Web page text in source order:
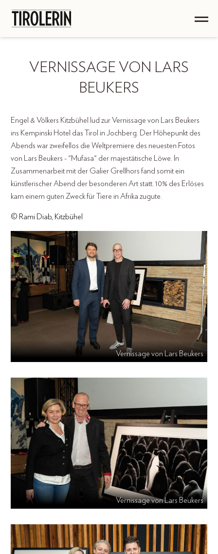
VERNISSAGE VON LARS
BEUKERS
Engel & Völkers Kitzbühel lud zur Vernissage von Lars Beukers
ins Kempinski Hotel das Tirol in Jochberg. Der Höhepunkt des
Abends war zweifellos die Weltpremiere des neuesten Fotos
von Lars Beukers - "Mufasa" der majestätische Löwe. In
Zusammenarbeit mit der Galier Grellhors fand somit ein
künstlerischer Abend der besonderen Art statt. 10% des Erlöses
kam einem guten Zweck für Tiere in Afrika zugute.
© Rami Diab, Kitzbühel
Vernissage von Lars Beukers
Vernissage von Lars Beukers